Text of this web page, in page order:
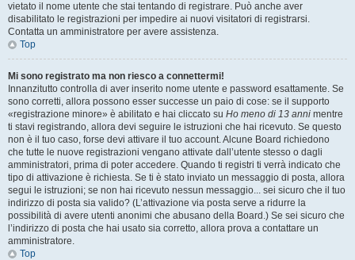
vietato il nome utente che stai tentando di registrare. Può anche aver
disabilitato le registrazioni per impedire ai nuovi visitatori di registrarsi.
Contatta un amministratore per avere assistenza.
Top
Mi sono registrato ma non riesco a connettermi!
Innanzitutto controlla di aver inserito nome utente e password esattamente. Se
sono corretti, allora possono esser successe un paio di cose: se il supporto
«registrazione minore» è abilitato e hai cliccato su Ho meno di 13 anni mentre
ti stavi registrando, allora devi seguire le istruzioni che hai ricevuto. Se questo
non è il tuo caso, forse devi attivare il tuo account. Alcune Board richiedono
che tutte le nuove registrazioni vengano attivate dall’utente stesso o dagli
amministratori, prima di poter accedere. Quando ti registri ti verrà indicato che
tipo di attivazione è richiesta. Se ti è stato inviato un messaggio di posta, allora
segui le istruzioni; se non hai ricevuto nessun messaggio... sei sicuro che il tuo
indirizzo di posta sia valido? (L’attivazione via posta serve a ridurre la
possibilità di avere utenti anonimi che abusano della Board.) Se sei sicuro che
l’indirizzo di posta che hai usato sia corretto, allora prova a contattare un
amministratore.
Top